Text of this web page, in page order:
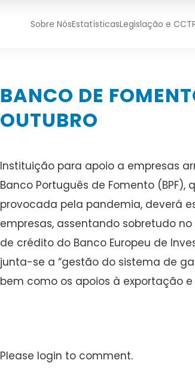
Sobre NósEstatísticasLegislação e CCT
BANCO DE
OUTUBRO
Instituição para apoio a empresas
Banco Português de Fomento
provocada pela pandemia, deverá
empresas, assentando sobretudo
de crédito do Banco Europeu de
junta-se a “gestão do sistema de
bem como os apoios à exportação
Please login to comment.